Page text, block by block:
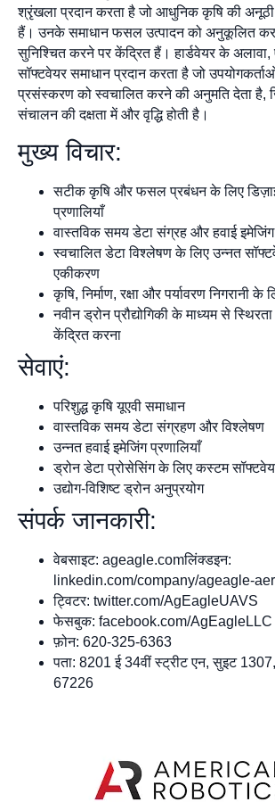
श्रृंखला प्रदान करता है जो आधुनिक कृषि की अनूठी
हैं। उनके समाधान फसल उत्पादन को अनुकूलित
सुनिश्चित करने पर केंद्रित हैं। हार्डवेयर के
सॉफ्टवेयर समाधान प्रदान करता है जो
प्रसंस्करण को स्वचालित करने की अनुमति देता है,
संचालन की दक्षता में और वृद्धि होती है।
मुख्य विचार:
सटीक कृषि और फसल प्रबंधन के लिए
प्रणालियाँ
वास्तविक समय डेटा संग्रह और हवाई
स्वचालित डेटा विश्लेषण के लिए उन्नत
एकीकरण
कृषि, निर्माण, रक्षा और पर्यावरण निगरानी के
नवीन ड्रोन प्रौद्योगिकी के माध्यम से
केंद्रित करना
सेवाएं:
परिशुद्ध कृषि यूएवी समाधान
वास्तविक समय डेटा संग्रहण और विश्लेषण
उन्नत हवाई इमेजिंग प्रणालियाँ
ड्रोन डेटा प्रोसेसिंग के लिए कस्टम
उद्योग-विशिष्ट ड्रोन अनुप्रयोग
संपर्क जानकारी:
वेबसाइट: ageagle.comलिंक्डइन:
linkedin.com/company/ageagle-
ट्विटर: twitter.com/AgEagleUAVS
फेसबुक: facebook.com/AgEagleLLC
फ़ोन: 620-325-6363
पता: 8201 ई 34वीं स्ट्रीट एन, सुइट
67226